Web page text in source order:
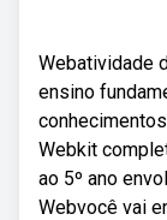
Webatividade
ensino
Webkit
ao 5º ano
Webvocê vai